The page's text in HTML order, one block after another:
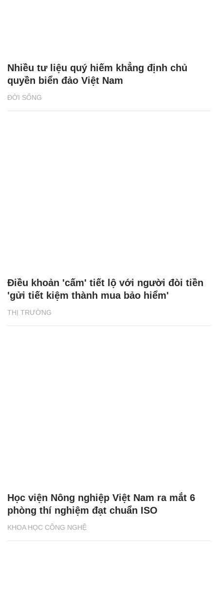
ĐỜI SỐNG
Nhiều tư liệu quý hiếm khẳng định chủ
quyền biển đảo Việt Nam
THỊ TRƯỜNG
Điều khoản 'cấm' tiết lộ với người đòi tiền
'gửi tiết kiệm thành mua bảo hiểm'
KHOA HỌC CÔNG NGHỆ
Học viện Nông nghiệp Việt Nam ra mắt 6
phòng thí nghiệm đạt chuẩn ISO